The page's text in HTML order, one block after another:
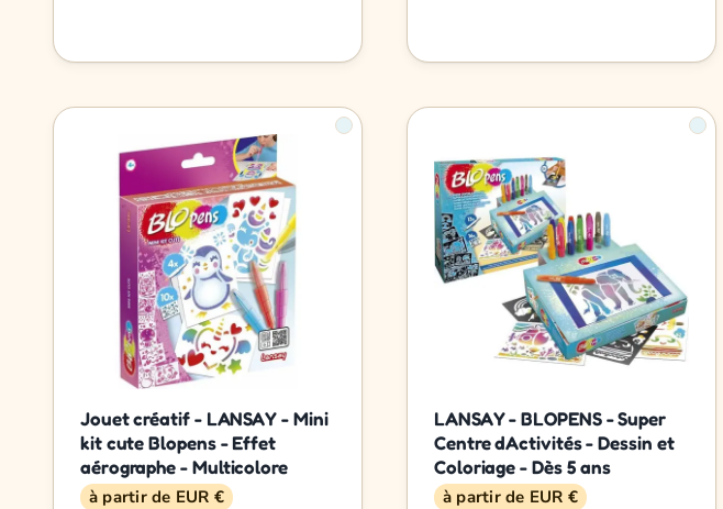
Jouet créatif - LANSAY - Mini
kit cute Blopens - Effet
aérographe - Multicolore
à partir de EUR €
LANSAY - BLOPENS - Super
Centre dActivités - Dessin et
Coloriage - Dès 5 ans
à partir de EUR €